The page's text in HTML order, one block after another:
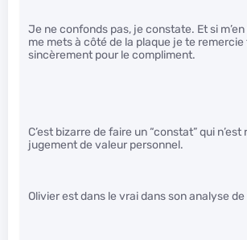
Je ne confonds pas, je constate. Et si
me mets à côté de la plaque je te remercie
sincèrement pour le compliment.
C’est bizarre de faire un “constat” qui n’est
jugement de valeur personnel.
Olivier est dans le vrai dans son analyse